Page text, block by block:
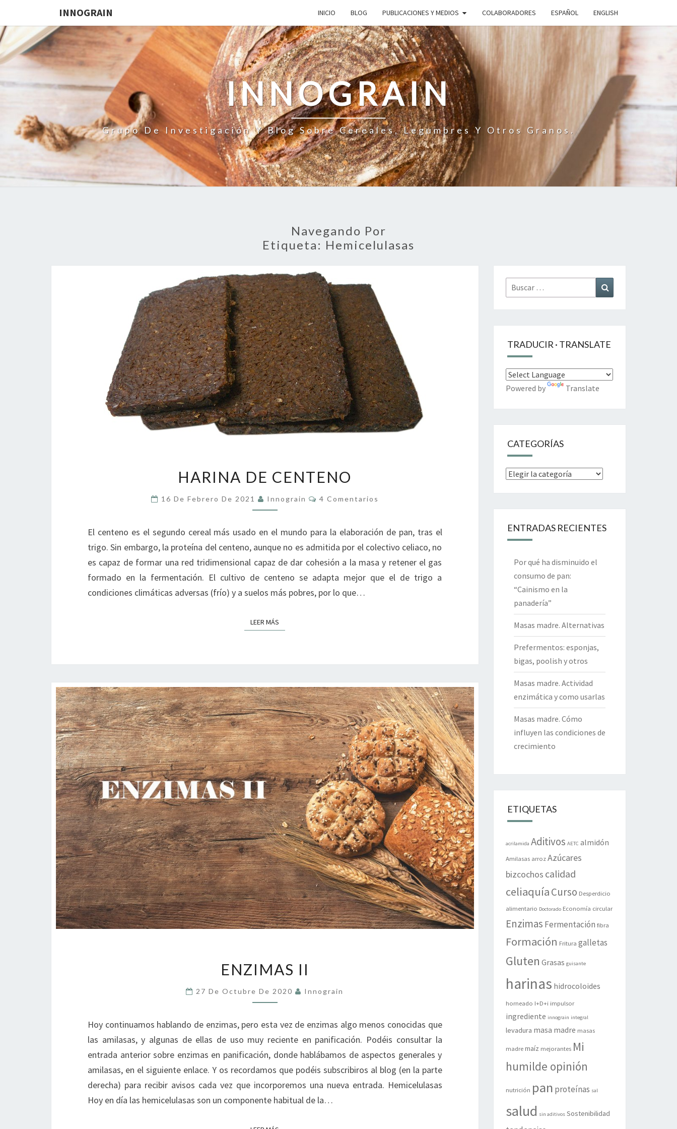
INNOGRAIN INICIO BLOG PUBLICACIONES Y MEDIOS COLABORADORES ESPAÑOL ENGLISH
INNOGRAIN
Grupo De Investigación Y Blog Sobre Cereales, Legumbres Y Otros Granos.
Navegando Por
Etiqueta: Hemicelulasas
DE
CENTENO
HARINA DE CENTENO
16 De Febrero De 2021 Innograin Comentarios
4 Comentarios
El centeno es el segundo cereal más usado en el mundo para la elaboración de pan, tras el
trigo. Sin embargo, la proteína del centeno, aunque no es admitida por el colectivo celiaco, no
es capaz de formar una red tridimensional capaz de dar cohesión a la masa y retener el gas
formado en la fermentación. El cultivo de centeno se adapta mejor que el de trigo a
condiciones climáticas adversas (frío) y a suelos más pobres, por lo que…
LEER MÁS
II
ENZIMAS II
27 De Octubre De 2020 Innograin
Hoy continuamos hablando de enzimas, pero esta vez de enzimas algo menos conocidas que
las amilasas, y algunas de ellas de uso muy reciente en panificación. Podéis consultar la
entrada anterior sobre enzimas en panificación, donde hablábamos de aspectos generales y
amilasas, en el siguiente enlace. Y os recordamos que podéis subscribiros al blog (en la parte
derecha) para recibir avisos cada vez que incorporemos una nueva entrada. Hemicelulasas
Hoy en día las hemicelulasas son un componente habitual de la…
Buscar
por:
TRADUCIR · TRANSLATE
Powered by Translate
CATEGORÍAS
Categorías
ENTRADAS RECIENTES
Por qué ha disminuido el
consumo de pan:
“Cainismo en la
panadería”
Masas madre. Alternativas
Prefermentos: esponjas,
bigas, poolish y otros
Masas madre. Actividad
enzimática y como usarlas
Masas madre. Cómo
influyen las condiciones de
crecimiento
ETIQUETAS
acrilamida Aditivos AETC almidón
Amilasas arroz Azúcares
bizcochos calidad
celiaquíaCurso Desperdicio
alimentario Doctorado Economía circular
Enzimas Fermentación fibra
Formación Fritura galletas
Gluten Grasas guisante
harinas hidrocoloides
horneado I+D+i impulsor
ingrediente innograin integral
levadura masa madre masas
madre maíz mejorantes Mi
humilde opinión
nutrición pan proteínas sal
salud sin aditivos Sostenibilidad